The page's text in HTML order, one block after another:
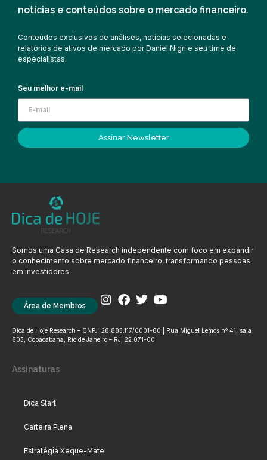
notícias e conteúdos sobre o mercado financeiro.
Conteúdos exclusivos de análises, notícias selecionadas e
relatórios de ativos de mercado por Daniel Nigri e seu time de
especialistas.
Seu melhor e-mail
Assinar Newsletter
Somos uma Casa de Research independente com foco em expandir
o conhecimento sobre mercado financeiro, transformando pessoas
em investidores
Área de Membros
Dica de Hoje Research – CNPJ: 28.883.117/0001-80 | Rua Miguel Lemos nº 41, sala
603, Copacabana, Rio de Janeiro – RJ, 22.071-00
Assinaturas
Dica Start
Carteira Plena
Estratégia Xeque-Mate